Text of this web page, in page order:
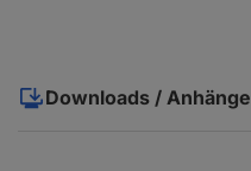
Downloads / Anhänge